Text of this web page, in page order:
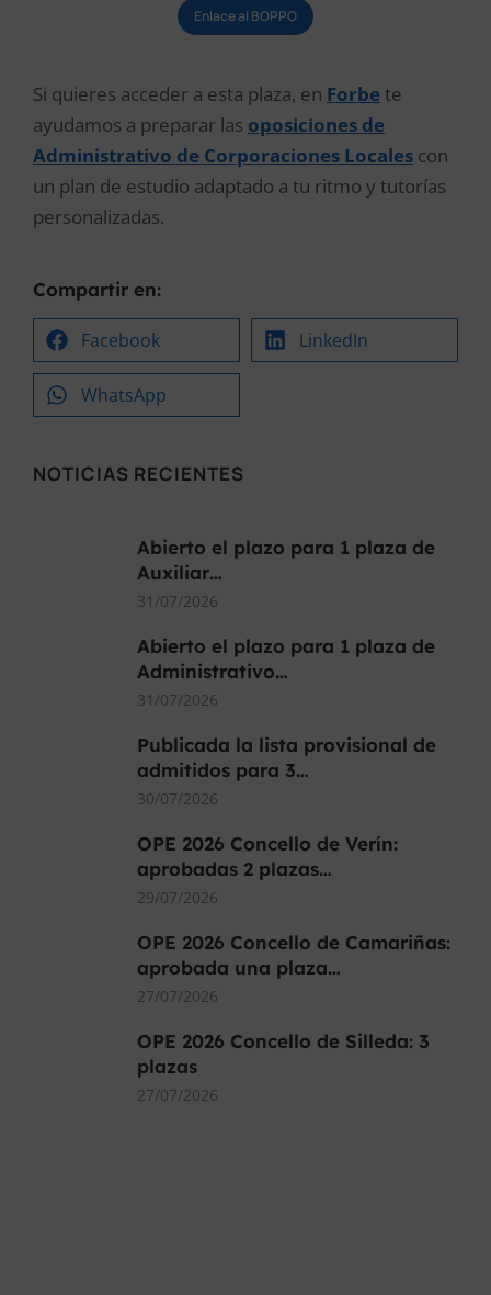
Enlace al BOPPO
Si quieres acceder a esta plaza, en Forbe te
ayudamos a preparar las oposiciones de
Administrativo de Corporaciones Locales con
un plan de estudio adaptado a tu ritmo y tutorías
personalizadas.
Compartir en:
Facebook LinkedIn
WhatsApp
NOTICIAS RECIENTES
Abierto el plazo para 1 plaza de
Auxiliar…
31/07/2026
Abierto el plazo para 1 plaza de
Administrativo…
31/07/2026
Publicada la lista provisional de
admitidos para 3…
30/07/2026
OPE 2026 Concello de Verín:
aprobadas 2 plazas…
29/07/2026
OPE 2026 Concello de Camariñas:
aprobada una plaza…
27/07/2026
OPE 2026 Concello de Silleda: 3
plazas
27/07/2026